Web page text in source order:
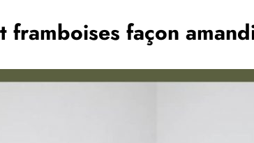
framboises façon